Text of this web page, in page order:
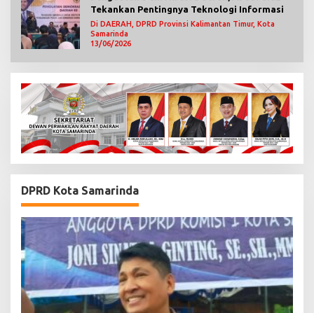
Tekankan Pentingnya Teknologi Informasi
Di DAERAH, DPRD Provinsi Kalimantan Timur, Kota
Samarinda
13/06/2026
DPRD Kota Samarinda